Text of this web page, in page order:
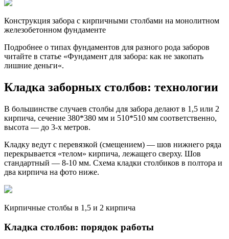
Конструкция забора с кирпичными столбами на монолитном
железобетонном фундаменте
Подробнее о типах фундаментов для разного рода заборов
читайте в статье «Фундамент для забора: как не закопать
лишние деньги«.
Кладка заборных столбов: технологии
В большинстве случаев столбы для забора делают в 1,5 или 2
кирпича, сечение 380*380 мм и 510*510 мм соответственно,
высота — до 3-х метров.
Кладку ведут с перевязкой (смещением) — шов нижнего ряда
перекрывается «телом» кирпича, лежащего сверху. Шов
стандартный — 8-10 мм. Схема кладки столбиков в полтора и
два кирпича на фото ниже.
Кирпичные столбы в 1,5 и 2 кирпича
Кладка столбов: порядок работы